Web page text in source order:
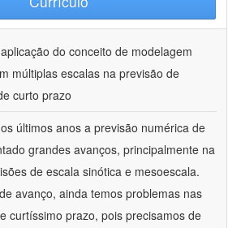
aplicação do conceito de modelagem
múltiplas escalas na previsão de
curto prazo
últimos anos a previsão numérica de
grandes avanços, principalmente na
de escala sinótica e mesoescala.
avanço, ainda temos problemas nas
curtíssimo prazo, pois precisamos de